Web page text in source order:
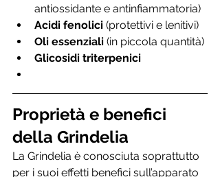
antiossidante e antinfiammatoria)
Acidi fenolici (protettivi e lenitivi)
Oli essenziali (in piccola quantità)
Glicosidi triterpenici
Proprietà e benefici
della Grindelia
La Grindelia è conosciuta soprattutto
per i suoi effetti benefici sull’apparato